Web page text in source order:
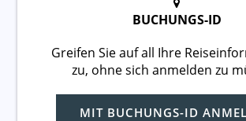
BUCHUNGS-ID
Greifen Sie auf all Ihre
zu, ohne sich anmelden zu
MIT BUCHUNGS-ID